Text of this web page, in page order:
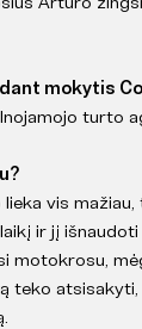
mokytis
turto
vis
ir jį
motokrosu,
teko